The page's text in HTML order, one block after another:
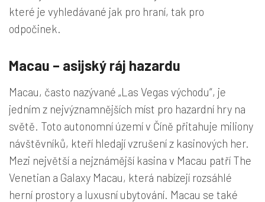
které je vyhledávané jak pro hraní, tak pro
odpočinek.
Macau – asijský ráj hazardu
Macau, často nazývané „Las Vegas východu“, je
jedním z nejvýznamnějších míst pro hazardní hry na
světě. Toto autonomní území v Číně přitahuje miliony
návštěvníků, kteří hledají vzrušení z kasinových her.
Mezi největší a nejznámější kasina v Macau patří The
Venetian a Galaxy Macau, která nabízejí rozsáhlé
herní prostory a luxusní ubytování. Macau se také